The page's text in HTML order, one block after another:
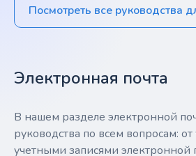
Посмотреть все руководства
Электронная почта
В нашем разделе электронной
руководства по всем вопросам:
учетными записями электронной